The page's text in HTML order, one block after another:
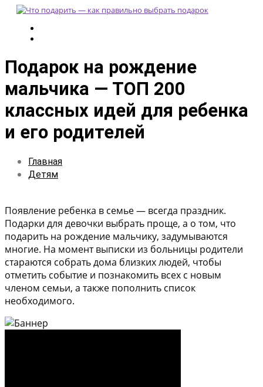
Подарок на рождение
мальчика — ТОП 200
классных идей для ребенка
и его родителей
Главная
Детям
Появление ребенка в семье — всегда праздник.
Подарки для девочки выбрать проще, а о том, что
подарить на рождение мальчику, задумываются
многие. На момент выписки из больницы родители
стараются собрать дома близких людей, чтобы
отметить событие и познакомить всех с новым
членом семьи, а также пополнить список
необходимого.